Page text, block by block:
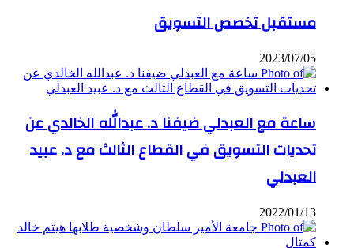
مستقبل تخصص التسويق
2023/07/05
ساعة مع العبدلي ضيفنا د. عبدالله الخالدي عن
تحديات التسويق في القطاع الثالث مع د. عبيد
العبدلي
2022/01/13